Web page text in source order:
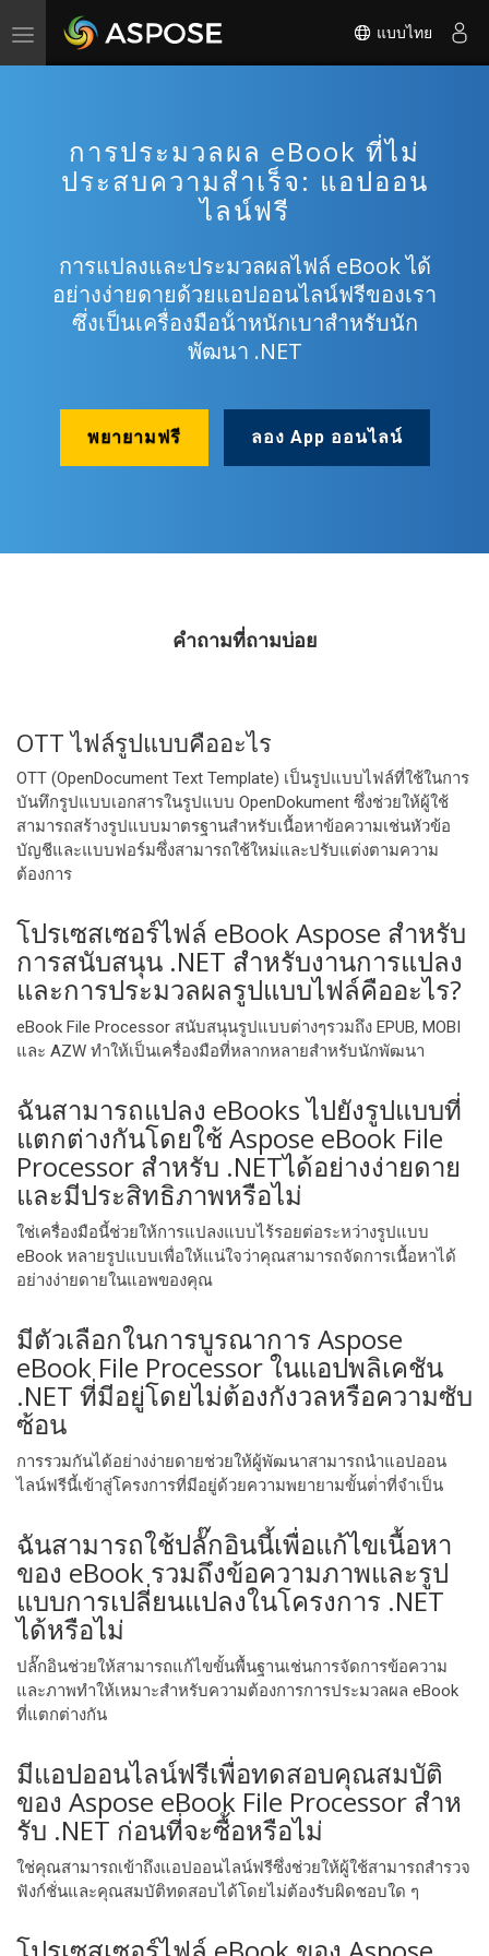
Toggle
แบบไทย
การประมวลผล eBook ที่ไม่
ประสบความสําเร็จ: แอปออน
ไลน์ฟรี
การแปลงและประมวลผลไฟล์ eBook ได้
อย่างง่ายดายด้วยแอปออนไลน์ฟรีของเรา
ซึ่งเป็นเครื่องมือน้ําหนักเบาสําหรับนัก
พัฒนา .NET
พยายามฟรี ลอง App ออนไลน์
คําถามที่ถามบ่อย
OTT ไฟล์รูปแบบคืออะไร
OTT (OpenDocument Text Template) เป็นรูปแบบไฟล์ที่ใช้ในการ
บันทึกรูปแบบเอกสารในรูปแบบ OpenDokument ซึ่งช่วยให้ผู้ใช้
สามารถสร้างรูปแบบมาตรฐานสําหรับเนื้อหาข้อความเช่นหัวข้อ
บัญชีและแบบฟอร์มซึ่งสามารถใช้ใหม่และปรับแต่งตามความ
ต้องการ
โปรเซสเซอร์ไฟล์ eBook Aspose สําหรับ
การสนับสนุน .NET สําหรับงานการแปลง
และการประมวลผลรูปแบบไฟล์คืออะไร?
eBook File Processor สนับสนุนรูปแบบต่างๆรวมถึง EPUB, MOBI
และ AZW ทําให้เป็นเครื่องมือที่หลากหลายสําหรับนักพัฒนา
ฉันสามารถแปลง eBooks ไปยังรูปแบบที่
แตกต่างกันโดยใช้ Aspose eBook File
Processor สําหรับ .NETได้อย่างง่ายดาย
และมีประสิทธิภาพหรือไม่
ใช่เครื่องมือนี้ช่วยให้การแปลงแบบไร้รอยต่อระหว่างรูปแบบ
eBook หลายรูปแบบเพื่อให้แน่ใจว่าคุณสามารถจัดการเนื้อหาได้
อย่างง่ายดายในแอพของคุณ
มีตัวเลือกในการบูรณาการ Aspose
eBook File Processor ในแอปพลิเคชัน
.NET ที่มีอยู่โดยไม่ต้องกังวลหรือความซับ
ซ้อน
การรวมกันได้อย่างง่ายดายช่วยให้ผู้พัฒนาสามารถนําแอปออน
ไลน์ฟรีนี้เข้าสู่โครงการที่มีอยู่ด้วยความพยายามขั้นต่ําที่จําเป็น
ฉันสามารถใช้ปลั๊กอินนี้เพื่อแก้ไขเนื้อหา
ของ eBook รวมถึงข้อความภาพและรูป
แบบการเปลี่ยนแปลงในโครงการ .NET
ได้หรือไม่
ปลั๊กอินช่วยให้สามารถแก้ไขขั้นพื้นฐานเช่นการจัดการข้อความ
และภาพทําให้เหมาะสําหรับความต้องการการประมวลผล eBook
ที่แตกต่างกัน
มีแอปออนไลน์ฟรีเพื่อทดสอบคุณสมบัติ
ของ Aspose eBook File Processor สําห
รับ .NET ก่อนที่จะซื้อหรือไม่
ใช่คุณสามารถเข้าถึงแอปออนไลน์ฟรีซึ่งช่วยให้ผู้ใช้สามารถสํารวจ
ฟังก์ชั่นและคุณสมบัติทดสอบได้โดยไม่ต้องรับผิดชอบใด ๆ